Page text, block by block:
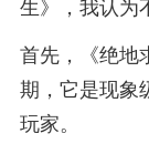
生》，我认为
首先，《绝地
期，它是现象
玩家。